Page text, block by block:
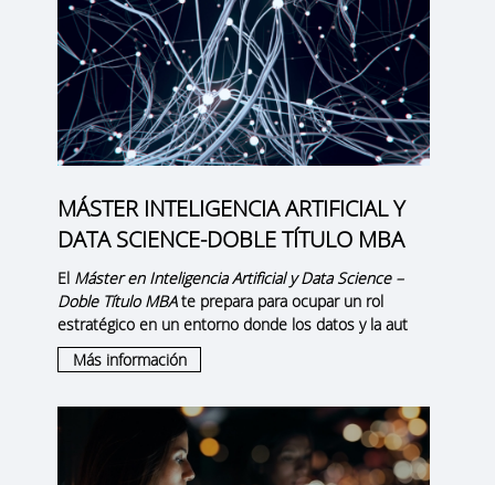
MÁSTER INTELIGENCIA ARTIFICIAL Y
DATA SCIENCE-DOBLE TÍTULO MBA
El Máster en Inteligencia Artificial y Data Science –
Doble Título MBAte prepara para ocupar un rol
estratégico en un entorno donde los datos y la aut
Más información